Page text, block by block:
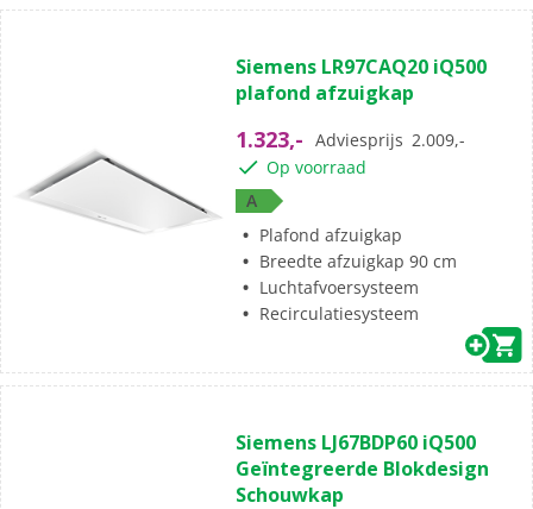
Siemens LR97CAQ20 iQ500
plafond afzuigkap
1.323,- Adviesprijs 2.009,-
Op voorraad
A
Plafond afzuigkap
Breedte afzuigkap 90 cm
Luchtafvoersysteem
Recirculatiesysteem
Siemens LJ67BDP60 iQ500
Geïntegreerde Blokdesign
Schouwkap